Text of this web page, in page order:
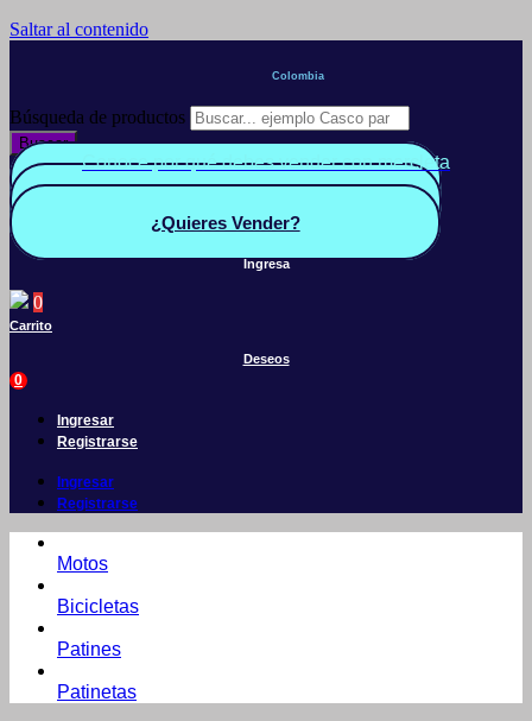
Saltar al contenido
Colombia
Búsqueda de productos
Buscar
Conoce por qué debes vender con mercleta
Quiero Vender
¿Quieres Vender?
Ingresa
0
Carrito
Deseos
0
Ingresar
Registrarse
Ingresar
Registrarse
Motos
Bicicletas
Patines
Patinetas